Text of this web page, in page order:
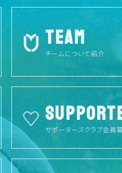
TEAM
チームについて紹介
サポーターズクラブ会員